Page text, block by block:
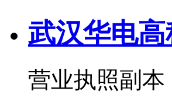
武汉华电
营业执照副本